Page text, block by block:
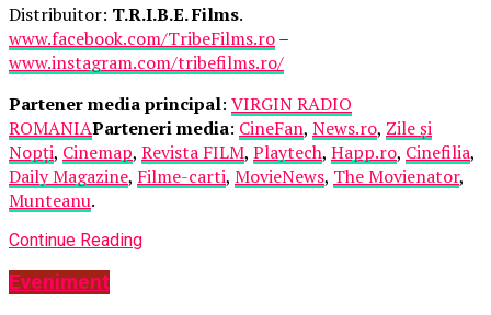
Distribuitor: T.R.I.B.E. Films.
www.facebook.com/TribeFilms.ro–
www.instagram.com/tribefilms.ro/
Partener media principal: VIRGIN RADIO
ROMANIAParteneri media: CineFan, News.ro, Zile și
Nopți, Cinemap, Revista FILM, Playtech, Happ.ro, Cinefilia,
Daily Magazine, Filme-carti, MovieNews, The Movienator,
Munteanu.
Continue Reading
Eveniment